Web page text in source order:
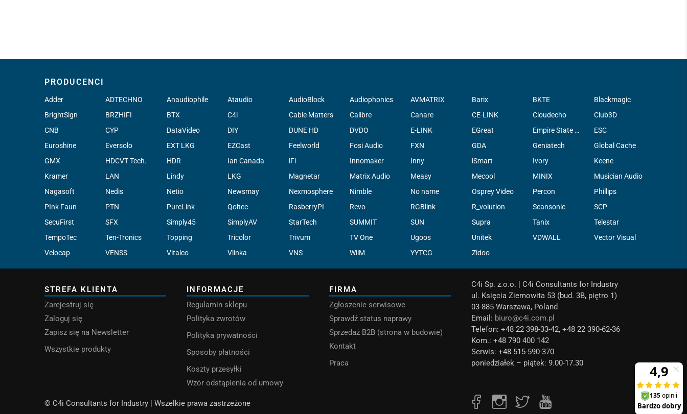
PRODUCENCI
Adder ADTECHNO Anaudiophile Ataudio AudioBlock Audiophonics AVMATRIX Barix BKTE
Blackmagic
BrightSign
BRZHIFI BTX C4i Cable Matters Calibre Canare CE-LINK Cloudecho
Club3D
CNB
CYP DataVideo DIY DUNE HD DVDO E-LINK EGreat Empire State Filter Company, INC.
ESC
Euroshine
Eversolo EXT LKG EZCast Feelworld Fosi Audio FXN GDA Geniatech
Global Cache
GMX
HDCVT Tech. HDR Ian Canada iFi Innomaker Inny iSmart Ivory
Keene
Kramer
LAN Lindy LKG Magnetar Matrix Audio Measy Mecool MINIX
Musician Audio
Nagasoft
Nedis Netio Newsmay Nexmosphere Nimble No name Osprey Video Percon
Phillips
PInk Faun
PTN PureLink Qoltec RasberryPI Revo RGBlink R_volution Scansonic
SCP
SecuFirst
SFX Simply45 SimplyAV StarTech SUMMIT SUN Supra Tanix
Telestar
TempoTec
Ten-Tronics Topping Tricolor Trivum TV One Ugoos Unitek VDWALL
Vector Visual
Velocap
VENSS Vitalco Vlinka VNS WiiM YYTCG Zidoo
STREFA KLIENTA
Zarejestruj się
Zaloguj się
Zapisz się na Newsletter
Wszystkie produkty
INFORMACJE
Regulamin sklepu
Polityka zwrotów
Polityka prywatności
Sposoby płatności
Koszty przesyłki
Wzór odstąpienia od umowy
FIRMA
Zgłoszenie serwisowe
Sprawdź status naprawy
Sprzedaż B2B (strona w budowie)
Kontakt
Praca
C4i Sp. z.o.o. | C4i Consultants for Industry
ul. Księcia Ziemowita 53 (bud. 3B, piętro 1)
03-885 Warszawa, Poland
Email: biuro@c4i.com.pl
Telefon: +48 22 398-33-42, +48 22 390-62-36
Kom.: +48 790 400 142
Serwis: +48 515-590-370
poniedziałek – piątek: 9.00-17.30
© C4i Consultants for Industry | Wszelkie prawa zastrzeżone